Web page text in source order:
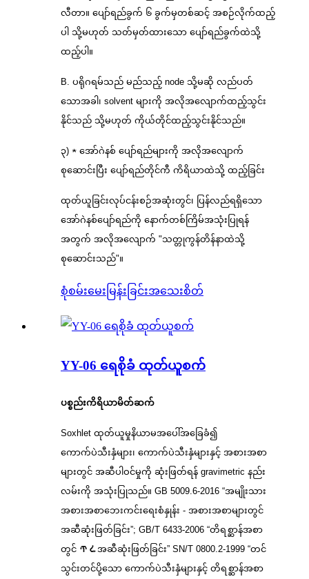
လီတာ။ ပျော်ရည်ခွက် ၆ ခွက်မှတစ်ဆင့် အစဉ်လိုက်ထည့်
ပါ သို့မဟုတ် သတ်မှတ်ထားသော ပျော်ရည်ခွက်ထဲသို့
ထည့်ပါ။
B. ပရိုဂရမ်သည် မည်သည့် node သို့မဆို လည်ပတ်
သောအခါ၊ solvent များကို အလိုအလျောက်ထည့်သွင်း
နိုင်သည် သို့မဟုတ် ကိုယ်တိုင်ထည့်သွင်းနိုင်သည်။
၃) ★ အော်ဂဲနစ် ပျော်ရည်များကို အလိုအလျောက်
စုဆောင်းပြီး ပျော်ရည်တိုင်ကီ ကိရိယာထဲသို့ ထည့်ခြင်း
ထုတ်ယူခြင်းလုပ်ငန်းစဉ်အဆုံးတွင်၊ ပြန်လည်ရရှိသော
အော်ဂဲနစ်ပျော်ရည်ကို နောက်တစ်ကြိမ်အသုံးပြုရန်
အတွက် အလိုအလျောက် "သတ္တုကွန်တိန်နာထဲသို့
စုဆောင်းသည်"။
စုံစမ်းမေးမြန်းခြင်းအသေးစိတ်
YY-06 ရေစိုခံ ထုတ်ယူစက်
ပစ္စည်းကိရိယာမိတ်ဆက်
Soxhlet ထုတ်ယူမှုနိယာမအပေါ်အခြေခံ၍
ကောက်ပဲသီးနှံများ၊ ကောက်ပဲသီးနှံများနှင့် အစားအစာ
များတွင် အဆီပါဝင်မှုကို ဆုံးဖြတ်ရန် gravimetric နည်း
လမ်းကို အသုံးပြုသည်။ GB 5009.6-2016 “အမျိုးသား
အစားအစာဘေးကင်းရေးစံနှုန်း - အစားအစာများတွင်
အဆီဆုံးဖြတ်ခြင်း”; GB/T 6433-2006 “တိရစ္ဆာန်အစာ
တွင် ጥሬအဆီဆုံးဖြတ်ခြင်း” SN/T 0800.2-1999 “တင်
သွင်းတင်ပို့သော ကောက်ပဲသီးနှံများနှင့် တိရစ္ဆာန်အစာ